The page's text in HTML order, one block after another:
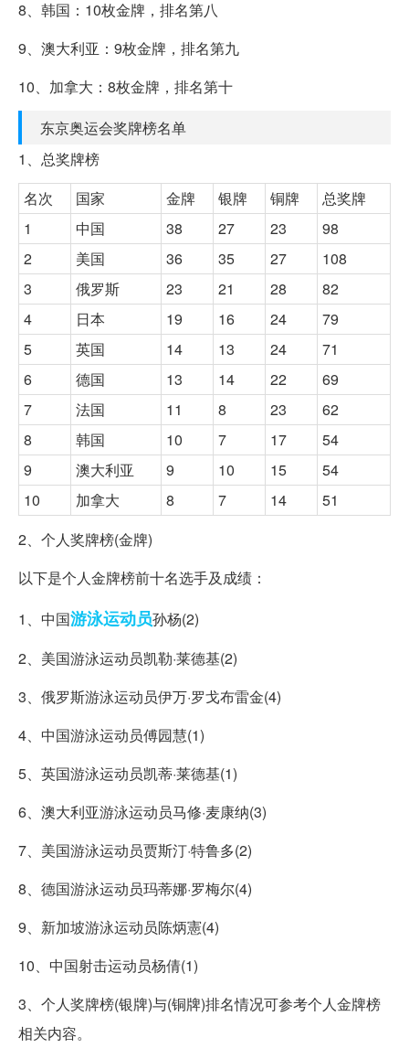
8、韩国：10枚金牌，排名第八
9、澳大利亚：9枚金牌，排名第九
10、加拿大：8枚金牌，排名第十
东京奥运会奖牌榜名单
1、总奖牌榜
名次
国家 金牌 银牌 铜牌
总奖牌
1
中国 38 27 23
98
2
美国 36 35 27
108
3
俄罗斯 23 21 28
82
4
日本 19 16 24
79
5
英国 14 13 24
71
6
德国 13 14 22
69
7
法国 11 8 23
62
8
韩国 10 7 17
54
9
澳大利亚 9 10 15
54
10
加拿大 8 7 14
51
2、个人奖牌榜(金牌)
以下是个人金牌榜前十名选手及成绩：
1、中国游泳运动员孙杨(2)
2、美国游泳运动员凯勒·莱德基(2)
3、俄罗斯游泳运动员伊万·罗戈布雷金(4)
4、中国游泳运动员傅园慧(1)
5、英国游泳运动员凯蒂·莱德基(1)
6、澳大利亚游泳运动员马修·麦康纳(3)
7、美国游泳运动员贾斯汀·特鲁多(2)
8、德国游泳运动员玛蒂娜·罗梅尔(4)
9、新加坡游泳运动员陈炳憲(4)
10、中国射击运动员杨倩(1)
3、个人奖牌榜(银牌)与(铜牌)排名情况可参考个人金牌榜
相关内容。